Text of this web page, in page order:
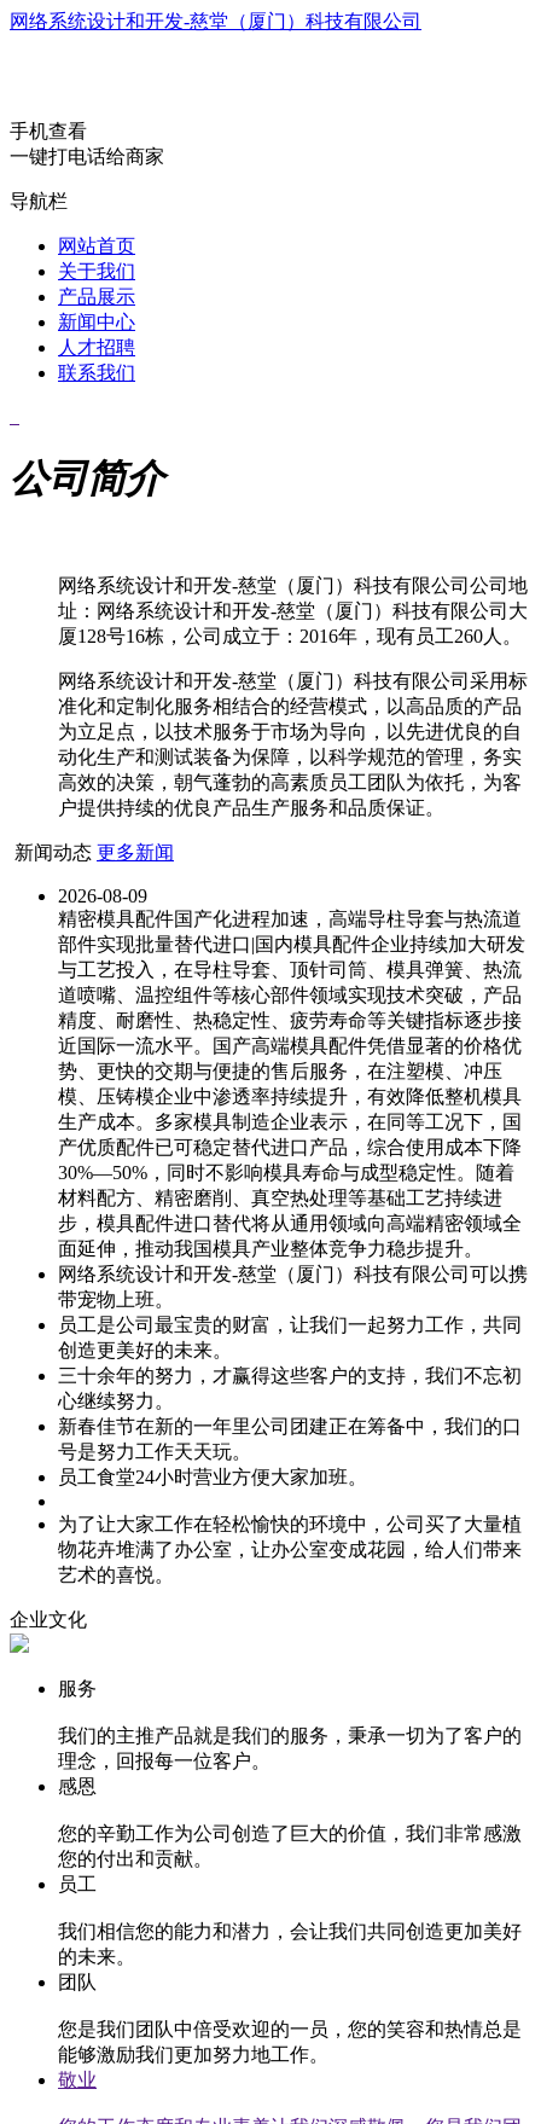
网络系统设计和开发-慈堂（厦门）科技有限公司
手机查看
一键打电话给商家
导航栏
网站首页
关于我们
产品展示
新闻中心
人才招聘
联系我们
公司简介
网络系统设计和开发-慈堂（厦门）科技有限公司公司地
址：网络系统设计和开发-慈堂（厦门）科技有限公司大
厦128号16栋，公司成立于：2016年，现有员工260人。
网络系统设计和开发-慈堂（厦门）科技有限公司采用标
准化和定制化服务相结合的经营模式，以高品质的产品
为立足点，以技术服务于市场为导向，以先进优良的自
动化生产和测试装备为保障，以科学规范的管理，务实
高效的决策，朝气蓬勃的高素质员工团队为依托，为客
户提供持续的优良产品生产服务和品质保证。
新闻动态 更多新闻
2026-08-09
精密模具配件国产化进程加速，高端导柱导套与热流道
部件实现批量替代进口|国内模具配件企业持续加大研发
与工艺投入，在导柱导套、顶针司筒、模具弹簧、热流
道喷嘴、温控组件等核心部件领域实现技术突破，产品
精度、耐磨性、热稳定性、疲劳寿命等关键指标逐步接
近国际一流水平。国产高端模具配件凭借显著的价格优
势、更快的交期与便捷的售后服务，在注塑模、冲压
模、压铸模企业中渗透率持续提升，有效降低整机模具
生产成本。多家模具制造企业表示，在同等工况下，国
产优质配件已可稳定替代进口产品，综合使用成本下降
30%—50%，同时不影响模具寿命与成型稳定性。随着
材料配方、精密磨削、真空热处理等基础工艺持续进
步，模具配件进口替代将从通用领域向高端精密领域全
面延伸，推动我国模具产业整体竞争力稳步提升。
网络系统设计和开发-慈堂（厦门）科技有限公司可以携
带宠物上班。
员工是公司最宝贵的财富，让我们一起努力工作，共同
创造更美好的未来。
三十余年的努力，才赢得这些客户的支持，我们不忘初
心继续努力。
新春佳节在新的一年里公司团建正在筹备中，我们的口
号是努力工作天天玩。
员工食堂24小时营业方便大家加班。
为了让大家工作在轻松愉快的环境中，公司买了大量植
物花卉堆满了办公室，让办公室变成花园，给人们带来
艺术的喜悦。
企业文化
服务
我们的主推产品就是我们的服务，秉承一切为了客户的
理念，回报每一位客户。
感恩
您的辛勤工作为公司创造了巨大的价值，我们非常感激
您的付出和贡献。
员工
我们相信您的能力和潜力，会让我们共同创造更加美好
的未来。
团队
您是我们团队中倍受欢迎的一员，您的笑容和热情总是
能够激励我们更加努力地工作。
敬业